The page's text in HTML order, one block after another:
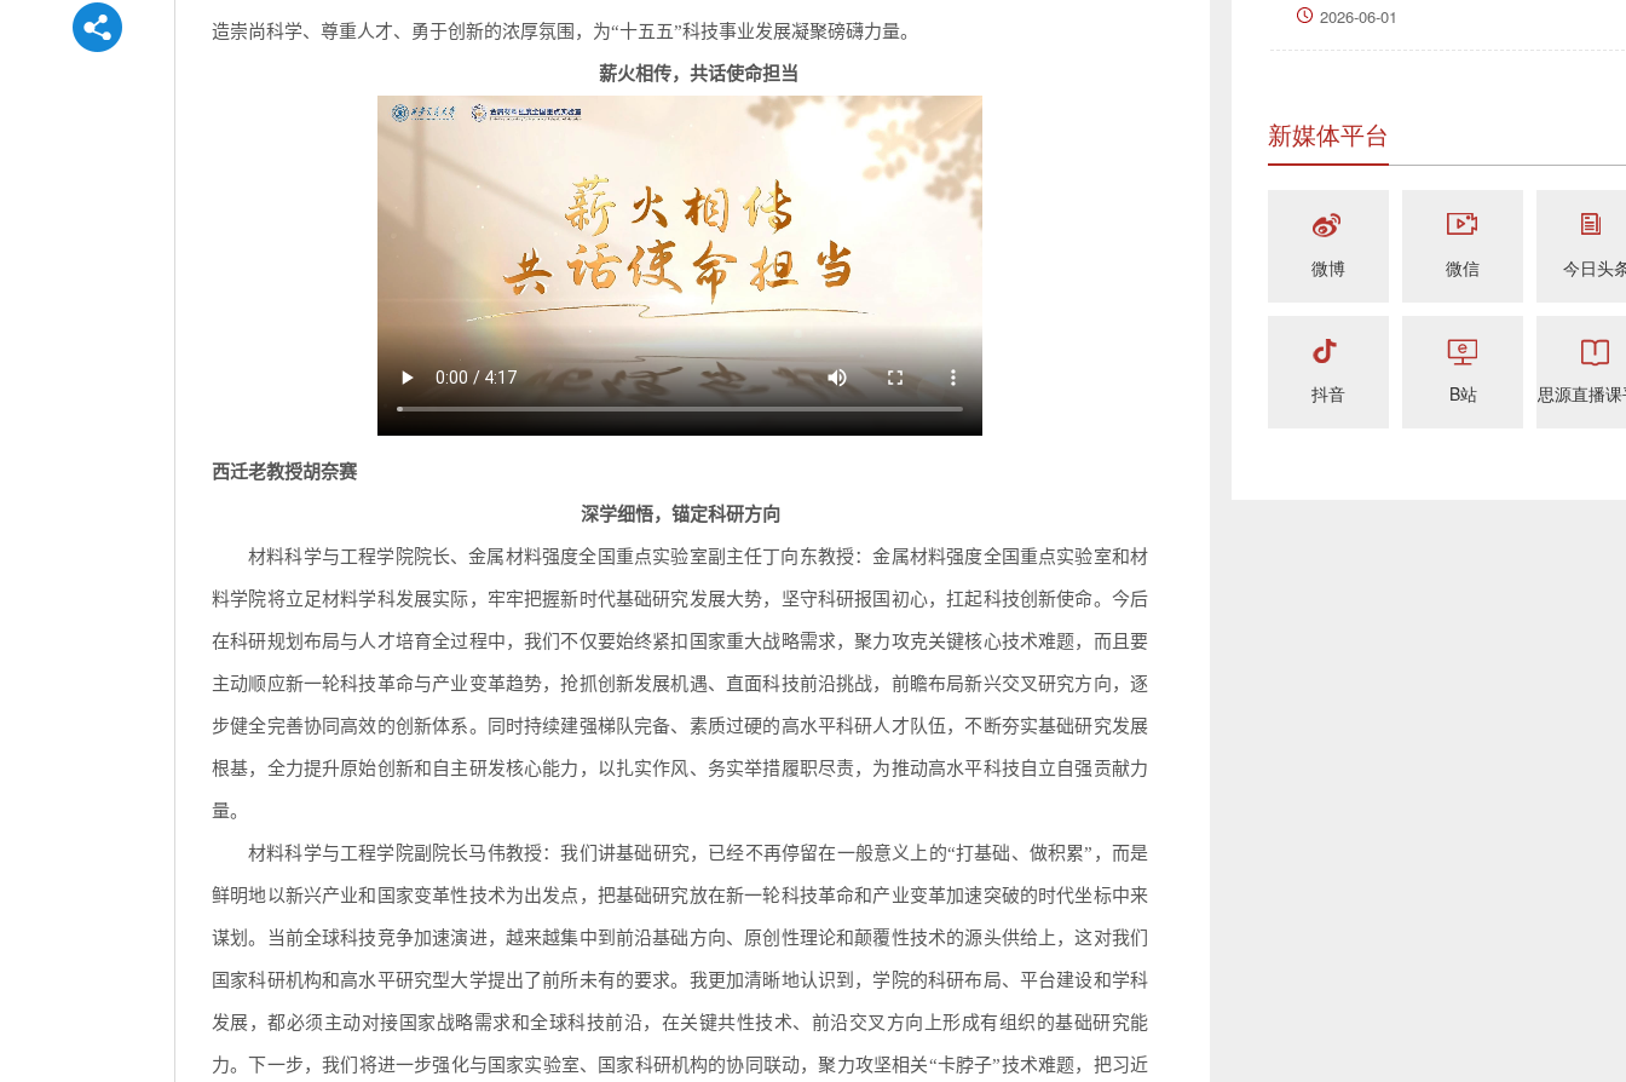
造崇尚科学、尊重人才、勇于创新的浓厚氛围，为“十五五”科技事业发展凝聚磅礴力量。
薪火相传，共话使命担当
西迁老教授胡奈赛
深学细悟，锚定科研方向
材料科学与工程学院院长、金属材料强度全国重点实验室副主任丁向东教授：金属材料强度全国重点实验室和材
料学院将立足材料学科发展实际，牢牢把握新时代基础研究发展大势，坚守科研报国初心，扛起科技创新使命。今后
在科研规划布局与人才培育全过程中，我们不仅要始终紧扣国家重大战略需求，聚力攻克关键核心技术难题，而且要
主动顺应新一轮科技革命与产业变革趋势，抢抓创新发展机遇、直面科技前沿挑战，前瞻布局新兴交叉研究方向，逐
步健全完善协同高效的创新体系。同时持续建强梯队完备、素质过硬的高水平科研人才队伍，不断夯实基础研究发展
根基，全力提升原始创新和自主研发核心能力，以扎实作风、务实举措履职尽责，为推动高水平科技自立自强贡献力
量。
材料科学与工程学院副院长马伟教授：我们讲基础研究，已经不再停留在一般意义上的“打基础、做积累”，而是
鲜明地以新兴产业和国家变革性技术为出发点，把基础研究放在新一轮科技革命和产业变革加速突破的时代坐标中来
谋划。当前全球科技竞争加速演进，越来越集中到前沿基础方向、原创性理论和颠覆性技术的源头供给上，这对我们
国家科研机构和高水平研究型大学提出了前所未有的要求。我更加清晰地认识到，学院的科研布局、平台建设和学科
发展，都必须主动对接国家战略需求和全球科技前沿，在关键共性技术、前沿交叉方向上形成有组织的基础研究能
力。下一步，我们将进一步强化与国家实验室、国家科研机构的协同联动，聚力攻坚相关“卡脖子”技术难题，把习近
2026-06-01
新媒体平台
微博 微信 今日头
抖音 B站 思源直播